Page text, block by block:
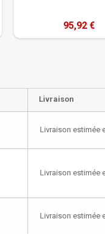
95,92 €
Livraison
Livraison estimée
Livraison estimée
Livraison estimée